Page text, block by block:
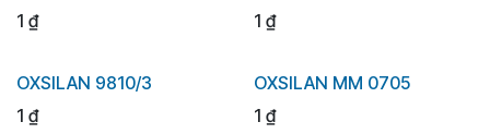
1 ₫
1 ₫
OXSILAN 9810/3
1 ₫
OXSILAN MM 0705
1 ₫